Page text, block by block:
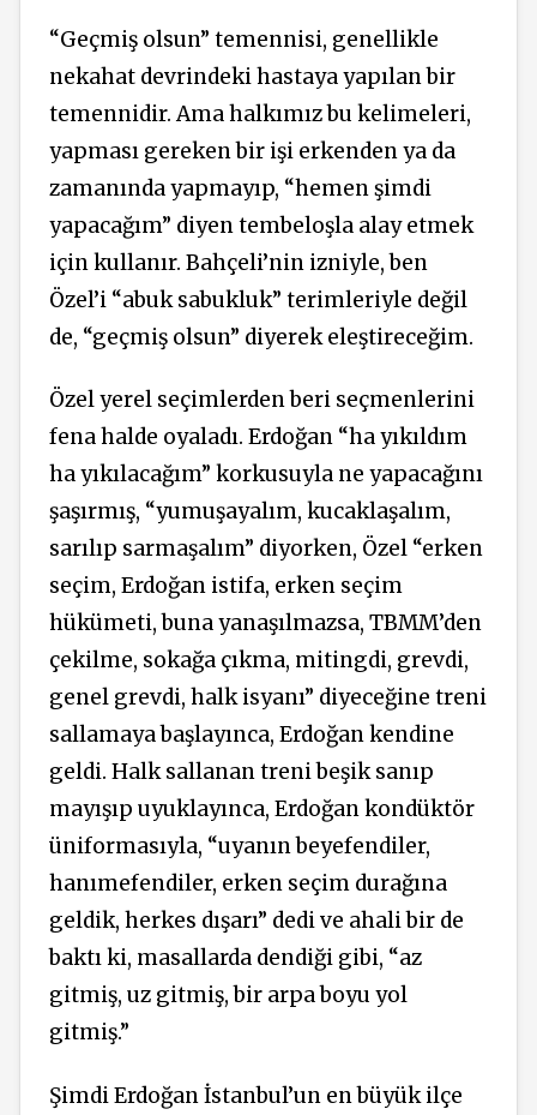
“Geçmiş olsun” temennisi, genellikle
nekahat devrindeki hastaya yapılan bir
temennidir. Ama halkımız bu kelimeleri,
yapması gereken bir işi erkenden ya da
zamanında yapmayıp, “hemen şimdi
yapacağım” diyen tembeloşla alay etmek
için kullanır. Bahçeli’nin izniyle, ben
Özel’i “abuk sabukluk” terimleriyle değil
de, “geçmiş olsun” diyerek eleştireceğim.
Özel yerel seçimlerden beri seçmenlerini
fena halde oyaladı. Erdoğan “ha yıkıldım
ha yıkılacağım” korkusuyla ne yapacağını
şaşırmış, “yumuşayalım, kucaklaşalım,
sarılıp sarmaşalım” diyorken, Özel “erken
seçim, Erdoğan istifa, erken seçim
hükümeti, buna yanaşılmazsa, TBMM’den
çekilme, sokağa çıkma, mitingdi, grevdi,
genel grevdi, halk isyanı” diyeceğine treni
sallamaya başlayınca, Erdoğan kendine
geldi. Halk sallanan treni beşik sanıp
mayışıp uyuklayınca, Erdoğan kondüktör
üniformasıyla, “uyanın beyefendiler,
hanımefendiler, erken seçim durağına
geldik, herkes dışarı” dedi ve ahali bir de
baktı ki, masallarda dendiği gibi, “az
gitmiş, uz gitmiş, bir arpa boyu yol
gitmiş.”
Şimdi Erdoğan İstanbul’un en büyük ilçe